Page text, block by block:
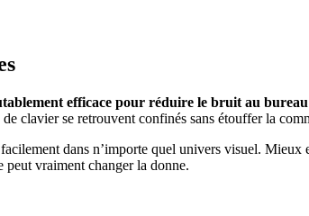
efficace pour réduire le bruit au bureau
clavier se retrouvent confinés sans étouffer la
dans n’importe quel univers visuel. Mieux
peut vraiment changer la donne.